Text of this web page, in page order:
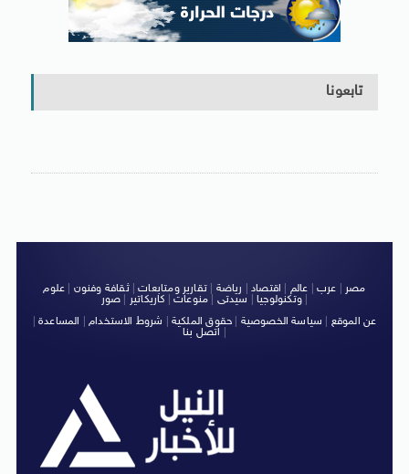
تابعونا
مصر عرب عالم اقتصاد رياضة |تقارير ومتابعات|ثقافة وفنون
علوم
وتكنولوجيا| سيدتى منوعات كاريكاتير صور
|
عن الموقع
سياسة الخصوصية حقوق الملكية شروط الاستخدام| المساعدة|
اتصل بنا